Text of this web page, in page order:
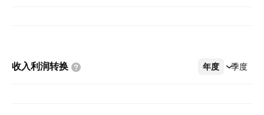
收入利润转换 年度 季度
更多